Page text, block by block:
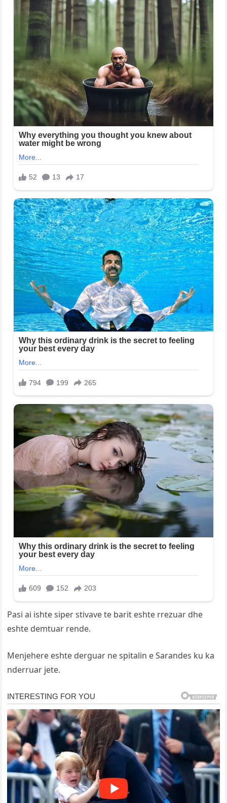
Pasi ai ishte siper stivave te barit eshte rrezuar dhe
eshte demtuar rende.
Menjehere eshte derguar ne spitalin e Sarandes ku ka
nderruar jete.